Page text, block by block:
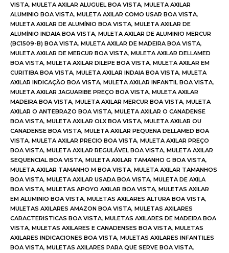
VISTA, MULETA AXILAR ALUGUEL BOA VISTA, MULETA AXILAR
ALUMINIO BOA VISTA, MULETA AXILAR COMO USAR BOA VISTA,
MULETA AXILAR DE ALUMÍNIO BOA VISTA, MULETA AXILAR DE
ALUMÍNIO INDAIA BOA VISTA, MULETA AXILAR DE ALUMINIO MERCUR
(BC1509-B) BOA VISTA, MULETA AXILAR DE MADEIRA BOA VISTA,
MULETA AXILAR DE MERCUR BOA VISTA, MULETA AXILAR DELLAMED
BOA VISTA, MULETA AXILAR DILEPE BOA VISTA, MULETA AXILAR EM
CURITIBA BOA VISTA, MULETA AXILAR INDAIA BOA VISTA, MULETA
AXILAR INDICAÇÃO BOA VISTA, MULETA AXILAR INFANTIL BOA VISTA,
MULETA AXILAR JAGUARIBE PREÇO BOA VISTA, MULETA AXILAR
MADEIRA BOA VISTA, MULETA AXILAR MERCUR BOA VISTA, MULETA
AXILAR O ANTEBRAZO BOA VISTA, MULETA AXILAR O CANADENSE
BOA VISTA, MULETA AXILAR OLX BOA VISTA, MULETA AXILAR OU
CANADENSE BOA VISTA, MULETA AXILAR PEQUENA DELLAMED BOA
VISTA, MULETA AXILAR PRECIO BOA VISTA, MULETA AXILAR PREÇO
BOA VISTA, MULETA AXILAR REGULÁVEL BOA VISTA, MULETA AXILAR
SEQUENCIAL BOA VISTA, MULETA AXILAR TAMANHO G BOA VISTA,
MULETA AXILAR TAMANHO M BOA VISTA, MULETA AXILAR TAMANHOS
BOA VISTA, MULETA AXILAR USADA BOA VISTA, MULETA DE AXILA
BOA VISTA, MULETAS APOYO AXILAR BOA VISTA, MULETAS AXILAR
EM ALUMINIO BOA VISTA, MULETAS AXILARES ALTURA BOA VISTA,
MULETAS AXILARES AMAZON BOA VISTA, MULETAS AXILARES
CARACTERISTICAS BOA VISTA, MULETAS AXILARES DE MADEIRA BOA
VISTA, MULETAS AXILARES E CANADENSES BOA VISTA, MULETAS
AXILARES INDICACIONES BOA VISTA, MULETAS AXILARES INFANTILES
BOA VISTA, MULETAS AXILARES PARA QUE SERVE BOA VISTA,